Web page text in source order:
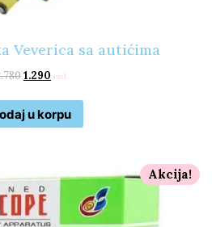
Veverica sa autićima
1.290 rsd
u korpu
Akcija!